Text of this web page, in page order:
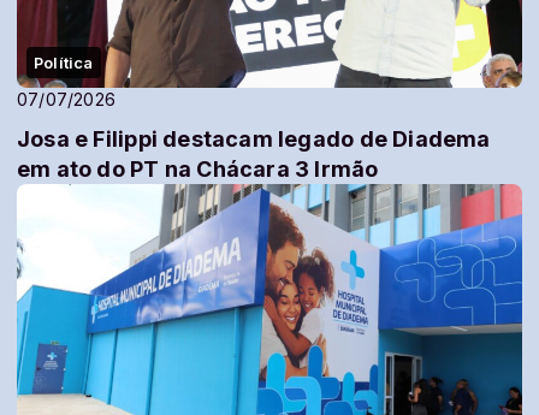
Política
07/07/2026
Josa e Filippi destacam legado de Diadema
em ato do PT na Chácara 3 Irmão